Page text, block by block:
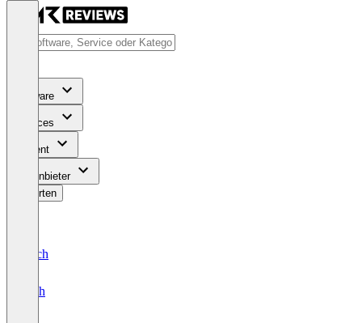
Software
Services
Content
Für Anbieter
Bewerten
Deutsch
English